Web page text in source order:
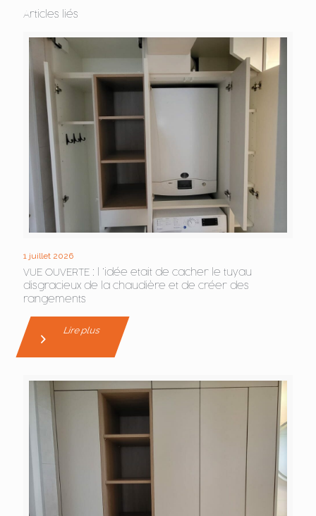
Articles liés
1 juillet 2026
VUE OUVERTE : l ‘idée etait de cacher le tuyau
disgracieux de la chaudière et de créer des
rangements
Lire plus